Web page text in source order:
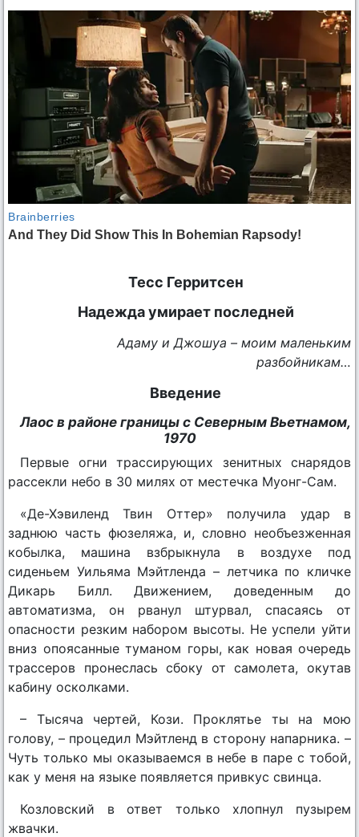
Тесс Герритсен
Надежда умирает последней
Адаму и Джошуа – моим маленьким
разбойникам…
Введение
Лаос в районе границы с Северным Вьетнамом,
1970
Первые огни трассирующих зенитных снарядов
рассекли небо в 30 милях от местечка Муонг-Сам.
«Де-Хэвиленд Твин Оттер» получила удар в
заднюю часть фюзеляжа, и, словно необъезженная
кобылка, машина взбрыкнула в воздухе под
сиденьем Уильяма Мэйтленда – летчика по кличке
Дикарь Билл. Движением, доведенным до
автоматизма, он рванул штурвал, спасаясь от
опасности резким набором высоты. Не успели уйти
вниз опоясанные туманом горы, как новая очередь
трассеров пронеслась сбоку от самолета, окутав
кабину осколками.
– Тысяча чертей, Кози. Проклятье ты на мою
голову, – процедил Мэйтленд в сторону напарника. –
Чуть только мы оказываемся в небе в паре с тобой,
как у меня на языке появляется привкус свинца.
Козловский в ответ только хлопнул пузырем
жвачки.